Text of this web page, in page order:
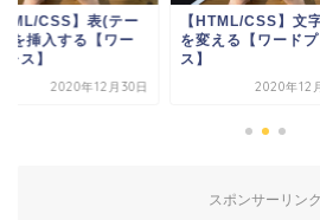
CSS】表(テー
)を挿入する【ワー
ス】
2020年12月30日
【HTML/CSS】文
を変える【ワードプ
ス】
2020年12
スポンサーリンク